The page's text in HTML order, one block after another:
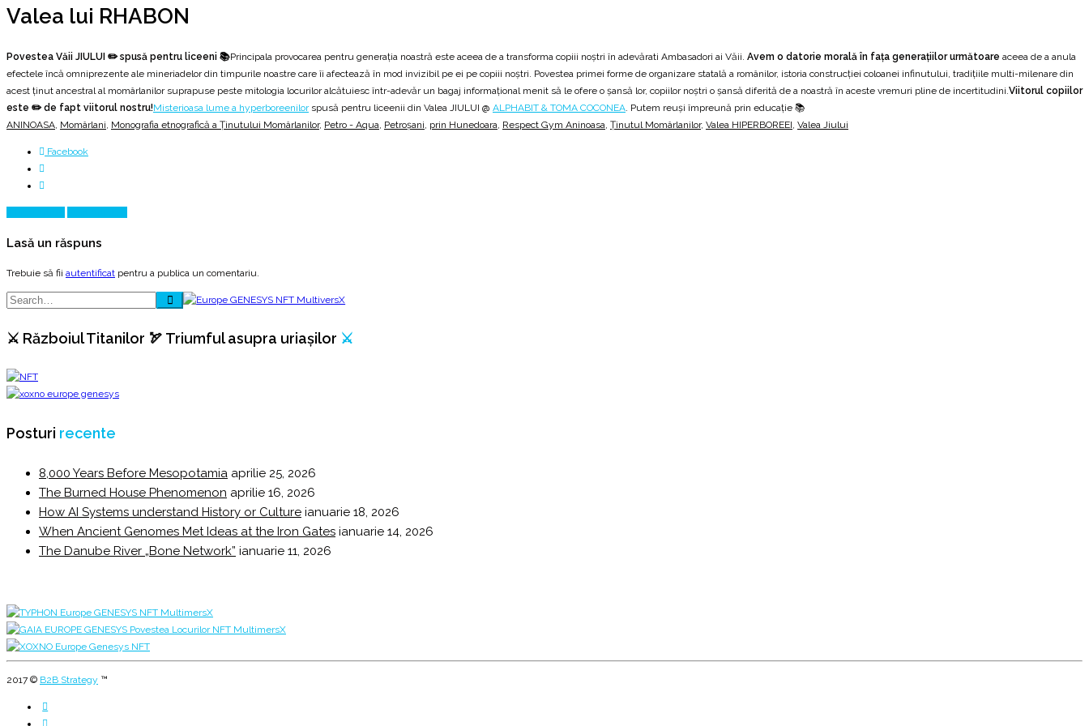
Valea lui RHABON
Povestea Văii JIULUI ✏️ spusă pentru liceeni 📚Principala provocarea pentru generația noastră este aceea de a transforma copiii noștri în adevărati Ambasadori ai Văii. Avem o datorie morală în fața generațiilor următoare aceea de a anula
efectele încă omniprezente ale mineriadelor din timpurile noastre care îi afectează în mod invizibil pe ei pe copiii noștri. Povestea primei forme de organizare statală a românilor, istoria construcției coloanei infinutului, tradițiile multi-milenare din
acest ținut ancestral al momârlanilor suprapuse peste mitologia locurilor alcătuiesc într-adevăr un bagaj informațional menit să le ofere o șansă lor, copiilor noștri o șansă diferită de a noastră în aceste vremuri pline de incertitudini. Viitorul copiilor
este ✏️ de fapt viitorul nostru!Misterioasa lume a hyperboreenilorspusă pentru liceenii din Valea JIULUI @ ALPHABIT & TOMA COCONEA . Putem reuși împreună prin educație 📚
ANINOASA Momârlani Monografia etnografică a Ținutului Momârlanilor, Petro - Aqua Petroșani prin Hunedoara Respect Gym Aninoasa Ținutul Momârlanilor, Valea HIPERBOREEI Valea Jiului
Facebook
Lasă un răspuns
Trebuie să fii autentificat pentru a publica un comentariu.
⚔️ Războiul Titanilor 🏹 Triumful asupra uriașilor ⚔️
Posturi recente
8,000 Years Before Mesopotamia aprilie 25, 2026
The Burned House Phenomenon aprilie 16, 2026
How AI Systems understand History or Culture ianuarie 18, 2026
When Ancient Genomes Met Ideas at the Iron Gates ianuarie 14, 2026
The Danube River „Bone Network” ianuarie 11, 2026
2017 © B2B Strategy ™